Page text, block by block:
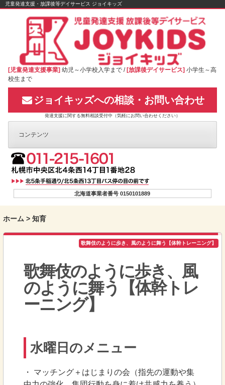
Skip
児童発達支援・放課後等デイサービス ジョイキッズ
[児童発達支援事業] 幼児～小学校入学まで / [放課後デイサービス] 小学生～高
校生まで
ジョイキッズへの相談・お問い合わせ
発達支援に関する無料相談受付中（気軽にお問い合わせください）
コンテンツ
北海道事業者番号 0150101889
ホーム > 知育
歌舞伎のように歩き、風のように舞う【体幹トレーニング】
歌舞伎のように歩き、風
のように舞う【体幹トレ
ーニング】
水曜日のメニュー
・ マッチング＋はじまりの会（指先の運動や集